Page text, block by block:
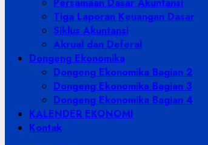
Tiga Laporan Keuangan Dasar
Siklus Akuntansi
Akrual dan Deferal
Dongeng Ekonomika
Dongeng Ekonomika Bagian 2
Dongeng Ekonomika Bagian 3
Dongeng Ekonomika Bagian 4
KALENDER EKONOMI
Kontak